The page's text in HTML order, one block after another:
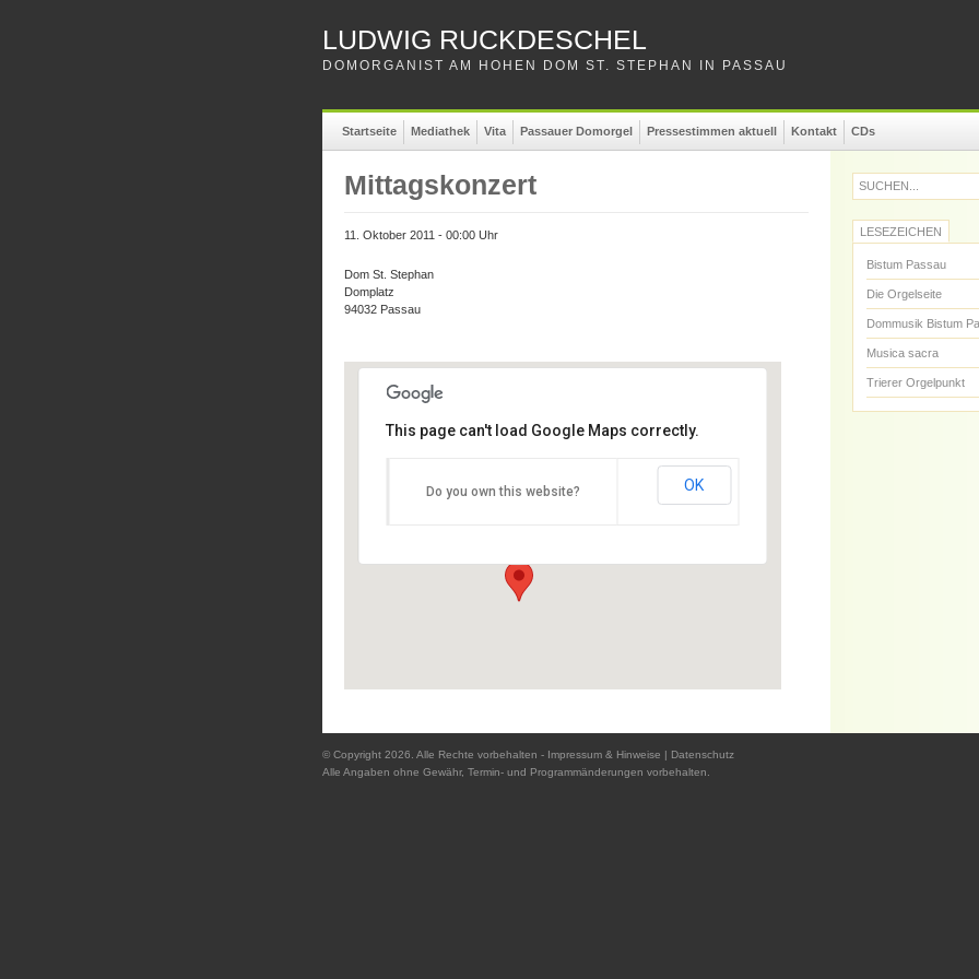
LUDWIG RUCKDESCHEL
DOMORGANIST AM HOHEN DOM ST. STEPHAN IN PASSAU
Startseite Mediathek Vita Passauer Domorgel Pressestimmen aktuell Kontakt CDs
Mittagskonzert
11. Oktober 2011 - 00:00 Uhr
Dom St. Stephan
Domplatz
94032 Passau
Dom St. Stephan
This page can't load Google Maps correctly.
Do you own this website? OK
SUCHEN...
LESEZEICHEN
Bistum Passau
Die Orgelseite
Dommusik Bistum
Musica sacra
Trierer Orgelpunkt
© Copyright 2026. Alle Rechte vorbehalten - Impressum & Hinweise | Datenschutz
Alle Angaben ohne Gewähr, Termin- und Programmänderungen vorbehalten.